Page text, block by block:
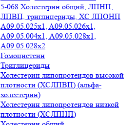
5-068 Холестерин общий, ЛПНП,
ЛПВП, триглицериды, ХС ЛПОНП
А09.05.025x1, A09.05.026х1,
А09.05.004х1, А09.05.028х1,
А09.05.028х2
Гомоцистеин
Триглицериды
Холестерин липопротеидов высокой
плотности (ХСЛПВП) (альфа-
холестерин)
Холестерин липопротеидов низкой
плотности (ХСЛПНП)